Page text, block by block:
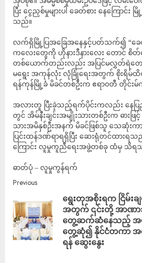
ပြီး ငွေညှစ်မှုများပါ ခေတ်စား နေကြောင်း
သည်။
လက်ရှိမြို့ပြအခြေအနေနှင့်ပတ်သက်၍ “ခ
ကလေးတွေကို ဟိုနားဒီနားလေး တောင် စိတ်
တစ်ယောက်တည်းလည်း အပြင်မလွှတ်ရဲတေ
မရွေး အကုန်လုံး လုံခြုံရေးအတွက် စိုးရိ
ရန်ကုန်မြို့ခံ မိခင်တစ်ဦးက ဧရာ၀တီ တိုင်းမ်
အလားတူ ပြီးခဲ့သည့်ရက်ပိုင်းကလည်း နေပြည်တ
တွင် အိမ်နီးချင်းအမျိုးသားတစ်ဦးက ဓားဖ
သားအမိနှစ်ဦးအနက် မိခင်ဖြစ်သူ သေဆုံး
ပြင်းထန်ဒဏ်ရာရရှိပြီး ဆေးရုံတင်ထားရသည့်
ကြောင်း လူမှုကူညီရေးအဖွဲ့တစ်ခု ထံမှ သိရ
ဓာတ်ပုံ – လူမှုကွန်ရက်
Previous
ရွေးတုအစိုးရက ငြိမ်းခ
အတွက် ၎င်းတို့ အာဏ
တွေ့ဆက်ဆံနေသည့် အ
တွေ့ဆုံ၍ နိုင်ငံတကာ အ
ရန် ဆွေးနွေး